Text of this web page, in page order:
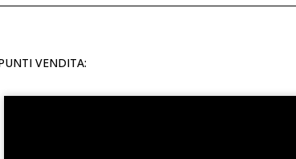
VENDITA: